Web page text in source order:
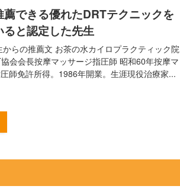
薦できる優れたDRTテクニックを
ると認定した先生
からの推薦文 お茶の水カイロプラクティック院
会会長按摩マッサージ指圧師 昭和60年按摩マ
師免許所得。1986年開業。生涯現役治療家...